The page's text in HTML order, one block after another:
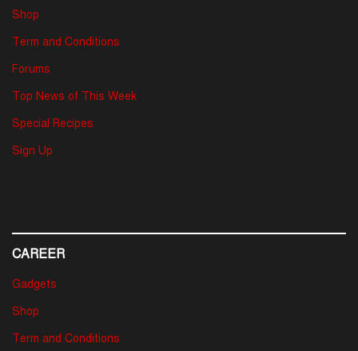
Shop
Term and Conditions
Forums
Top News of This Week
Special Recipes
Sign Up
CAREER
Gadgets
Shop
Term and Conditions